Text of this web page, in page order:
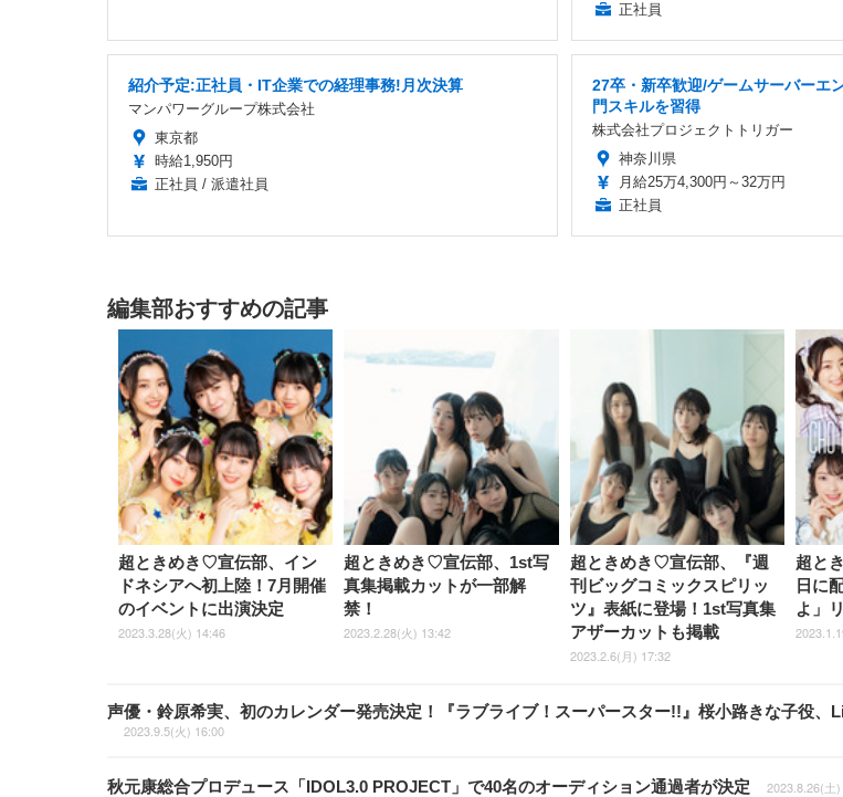
正社員
紹介予定:正社員・IT企業での経理事務!月次決算
マンパワーグループ株式会社
東京都
時給1,950円
正社員 / 派遣社員
27卒・新卒歓迎/ゲームサーバーエ
門スキルを習得
株式会社プロジェクトトリガー
神奈川県
月給25万4,300円～32万円
正社員
編集部おすすめの記事
超ときめき♡宣伝部、イン
ドネシアへ初上陸！7月開催
のイベントに出演決定
2023.3.28(火) 14:46
超ときめき♡宣伝部、1st写
真集掲載カットが一部解
禁！
2023.2.28(火) 13:42
超ときめき♡宣伝部、『週
刊ビッグコミックスピリッ
ツ』表紙に登場！1st写真集
アザーカットも掲載
2023.2.6(月) 17:32
超と
日に
よ」
声優・鈴原希実、初のカレンダー発売決定！『ラブライブ！スーパースター!!』桜小路きな子役、
2023.9.5(火) 16:00
秋元康総合プロデュース「IDOL3.0 PROJECT」で40名のオーディション通過者が決定 2023.8.26(土